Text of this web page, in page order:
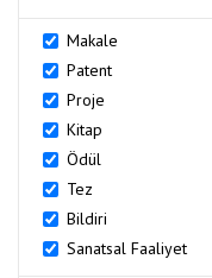
Makale
Patent
Proje
Kitap
Ödül
Tez
Bildiri
Sanatsal Faaliyet